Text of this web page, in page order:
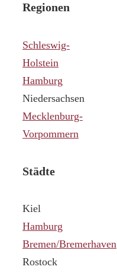
Regionen
Schleswig-
Holstein
Hamburg
Niedersachsen
Mecklenburg-
Vorpommern
Städte
Kiel
Hamburg
Bremen/Bremerhaven
Rostock